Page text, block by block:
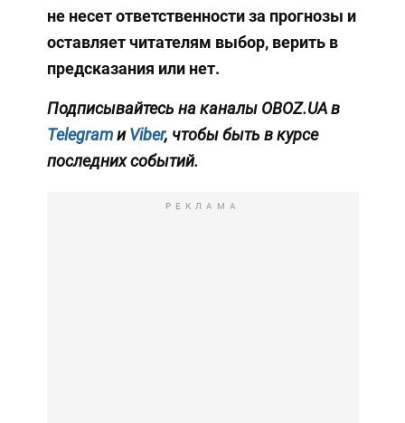
не несет ответственности за прогнозы и
оставляет читателям выбор, верить в
предсказания или нет.
Подписывайтесь на каналы OBOZ.UA в
TelegramиViber, чтобы быть в курсе
последних событий.
РЕКЛАМА